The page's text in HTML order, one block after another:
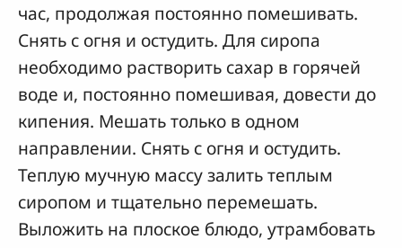
час, продолжая постоянно помешивать.
Снять с огня и остудить. Для сиропа
необходимо растворить сахар в горячей
воде и, постоянно помешивая, довести до
кипения. Мешать только в одном
направлении. Снять с огня и остудить.
Теплую мучную массу залить теплым
сиропом и тщательно перемешать.
Выложить на плоское блюдо, утрамбовать